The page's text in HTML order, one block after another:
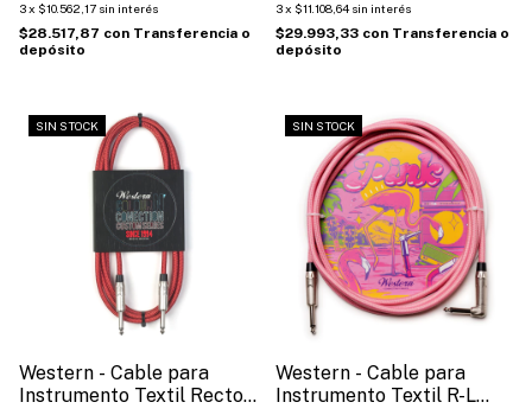
3x $10.562,17 sin interés
$28.517,87 con Transferencia o
depósito
3x $11.108,64 sin interés
$29.993,33 con Transferencia o
depósito
SIN STOCK
Western - Cable para
Instrumento Textil Recto-
SIN STOCK
Western - Cable para
Instrumento Textil R-L